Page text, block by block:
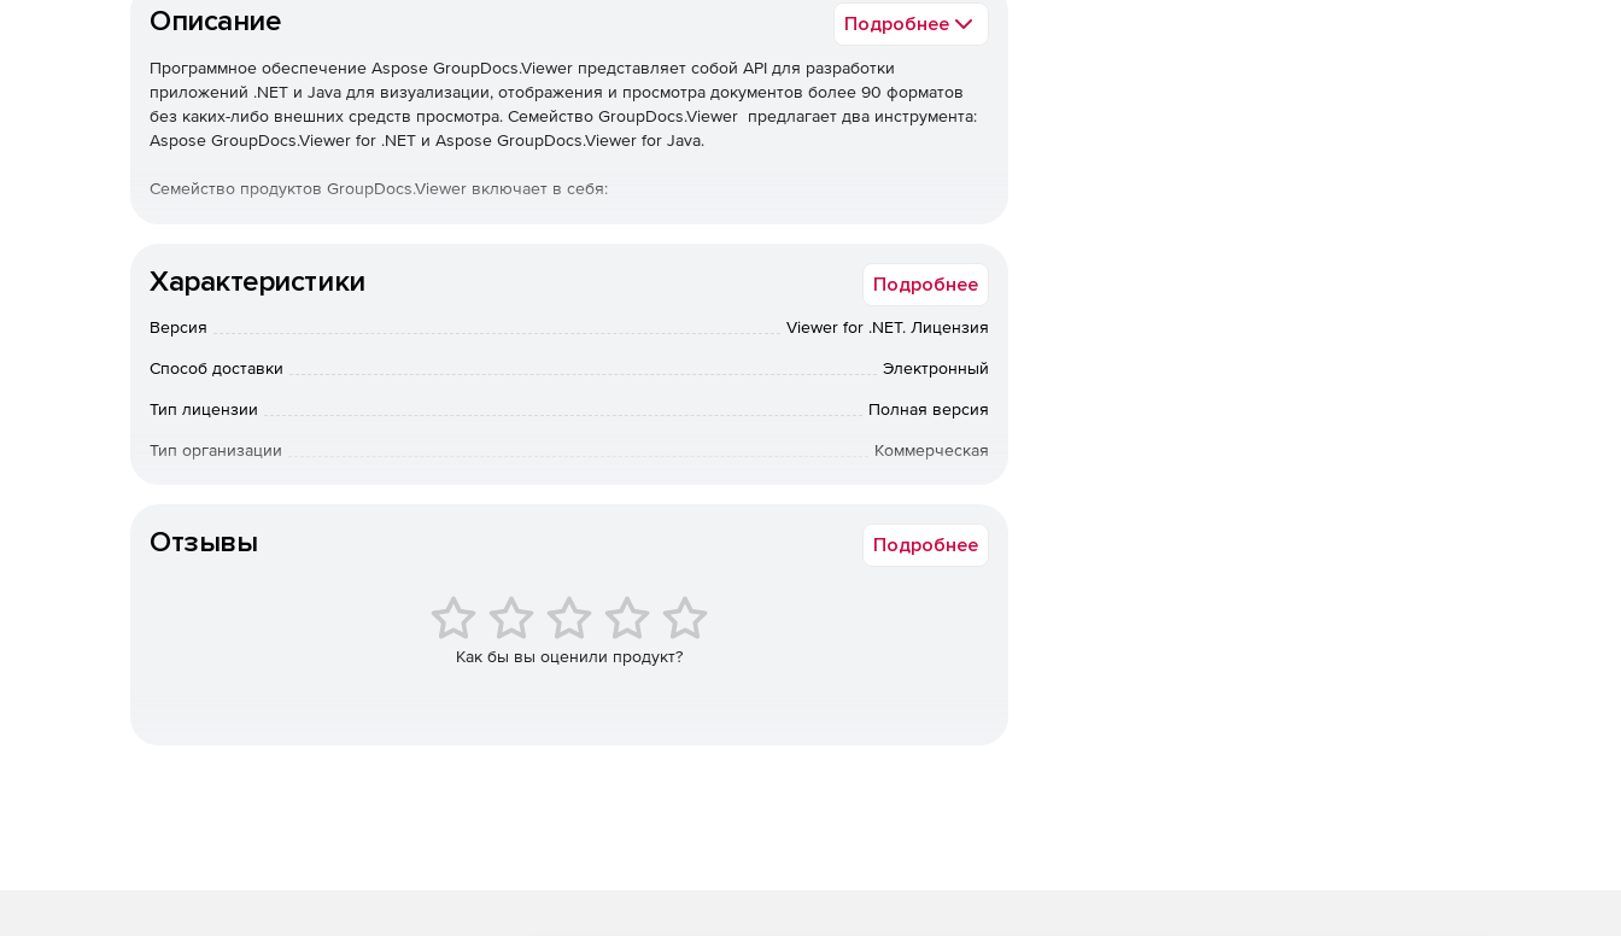
Описание Подробнее
Программное обеспечение Aspose GroupDocs.Viewer представляет собой API для разработки
приложений .NET и Java для визуализации, отображения и просмотра документов более 90 форматов
без каких-либо внешних средств просмотра. Семейство GroupDocs.Viewer предлагает два инструмента:
Aspose GroupDocs.Viewer for .NET и Aspose GroupDocs.Viewer for Java.
Семейство продуктов GroupDocs.Viewer включает в себя:
документов, изображений, текстовых файлов, диаграмм, графики, вложений к электронным письмам,
отдельные страницы / ячейки, отдельный слой документа, с аннотациями или комментариями или без
Aspose GroupDocs.Viewer for Java – собственный Java API для настольных компьютеров, веб-
надежных приложений на основе Java, которые изначально обрабатывают документы и преобразуют
даже отдельный слой документа в таких форматах, как PDF и CAD.
Характеристики Подробнее
Версия Viewer for .NET. Лицензия
Способ доставки Электронный
Тип лицензии Полная версия
Тип организации Коммерческая
Отзывы Подробнее
Как бы вы оценили продукт?